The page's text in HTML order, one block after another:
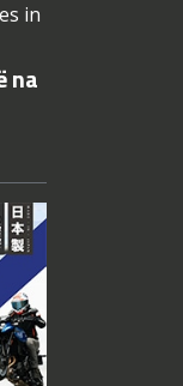
in
na